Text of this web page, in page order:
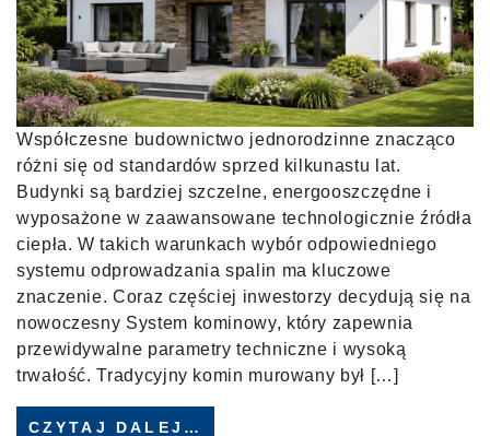
Współczesne budownictwo jednorodzinne znacząco
różni się od standardów sprzed kilkunastu lat.
Budynki są bardziej szczelne, energooszczędne i
wyposażone w zaawansowane technologicznie źródła
ciepła. W takich warunkach wybór odpowiedniego
systemu odprowadzania spalin ma kluczowe
znaczenie. Coraz częściej inwestorzy decydują się na
nowoczesny System kominowy, który zapewnia
przewidywalne parametry techniczne i wysoką
trwałość. Tradycyjny komin murowany był […]
CZYTAJ DALEJ…